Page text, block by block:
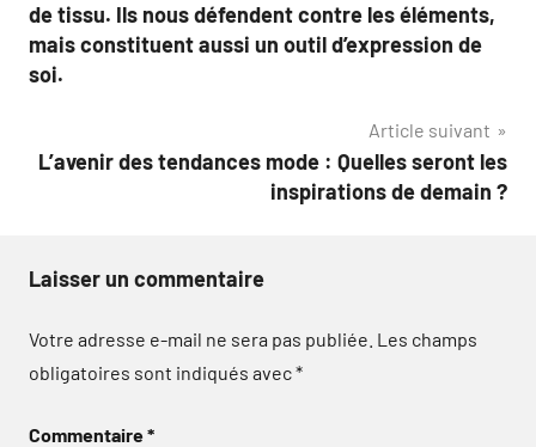
l’article
de tissu. Ils nous défendent contre les éléments,
mais constituent aussi un outil d’expression de
soi.
Article suivant
L’avenir des tendances mode : Quelles seront les
inspirations de demain ?
Laisser un commentaire
Votre adresse e-mail ne sera pas publiée. Les champs
obligatoires sont indiqués avec*
Commentaire*